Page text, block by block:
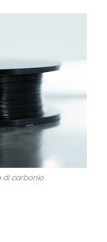
di carbonio